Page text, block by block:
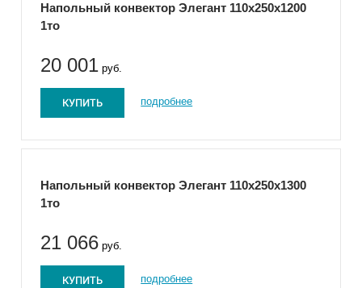
Напольный конвектор Элегант 110x250x1200
1то
20 001 руб.
КУПИТЬ подробнее
Напольный конвектор Элегант 110x250x1300
1то
21 066 руб.
КУПИТЬ подробнее